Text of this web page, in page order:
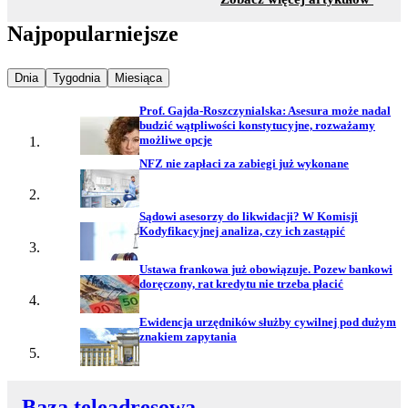
Najpopularniejsze
Najpopularniejsze wiadomości z
Dnia Najpopularniejsze wiadomości z
Tygodnia Najpopularniejsze wiadomości z
Miesiąca
Prof. Gajda-Roszczynialska: Asesura może nadal
budzić wątpliwości konstytucyjne, rozważamy
możliwe opcje
NFZ nie zapłaci za zabiegi już wykonane
Sądowi asesorzy do likwidacji? W Komisji
Kodyfikacyjnej analiza, czy ich zastąpić
Ustawa frankowa już obowiązuje. Pozew bankowi
doręczony, rat kredytu nie trzeba płacić
Ewidencja urzędników służby cywilnej pod dużym
znakiem zapytania